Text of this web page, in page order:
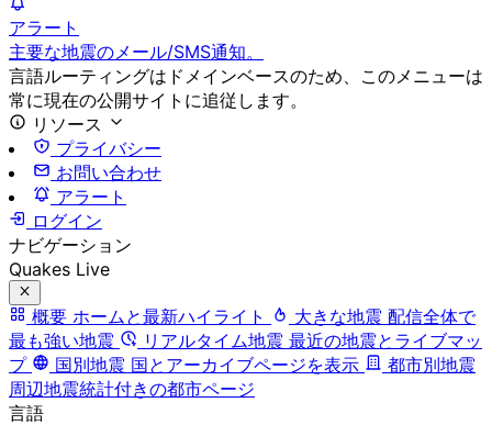
アラート
主要な地震のメール/SMS通知。
言語ルーティングはドメインベースのため、このメニューは
常に現在の公開サイトに追従します。
リソース
プライバシー
お問い合わせ
アラート
ログイン
ナビゲーション
Quakes Live
概要 ホームと最新ハイライト 大きな地震 配信全体で
最も強い地震
リアルタイム地震 最近の地震とライブマッ
プ
国別地震 国とアーカイブページを表示
都市別地震
周辺地震統計付きの都市ページ
言語